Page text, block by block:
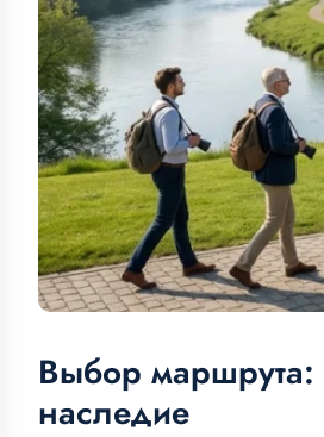
Выбор маршрута:
наследие